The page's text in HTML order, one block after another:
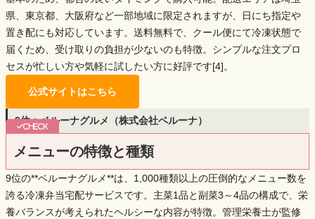
県、東京都、大阪府など一部地域に限定されますが、日にち指定や
置き配にも対応しています。送料無料で、クール便にて冷凍状態で
届くため、受け取りの負担が少ないのも特徴。シンプルな注文プロ
セスが忙しい方や気軽に試したい方に好評です[4]。
公式サイトはこちら
9位：ベルーナグルメ（株式会社ベルーナ）
メニューの特徴と種類
9位の**ベルーナグルメ**は、 1,000種類以上の圧倒的なメニュー数を
誇る冷凍弁当宅配サービスです。主菜1品と副菜3～4品の構成で、栄
養バランスが考えられたヘルシーな内容が特徴。管理栄養士が監修